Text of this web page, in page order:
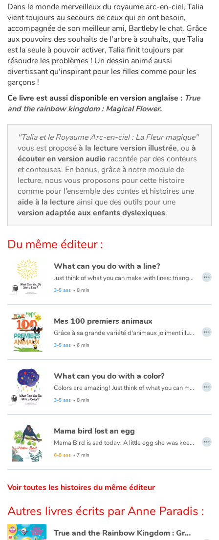
Les animaux
Voyage, épopée, enquête, aventure
Autour du monde
Apprentissage
Art, espace, activité
Documentaires
En famille
Quotidien et loisirs
À l'école
Fêtes et évènements
Amour et amitié
Sujets de société
Émotions et sentiments
Formats et illustrations
Catalogue anglais
Contraste +
Aide
Accueil
Famille
Écoles
Médiathèques
Vidéos & Tutoriaux
Dans le monde merveilleux du royaume arc-en-ciel, Talia
vient toujours au secours de ceux qui en ont besoin,
accompagnée de son meilleur ami, Bartleby le chat. Grâce
aux pouvoirs des souhaits de l'arbre à souhaits, que Talia
est la seule à pouvoir activer, Talia finit toujours par
résoudre les problèmes ! Un dessin animé aussi
divertissant qu'inspirant pour les filles comme pour les
garçons !
Ce livre est aussi disponible en version anglaise : True
and the rainbow kingdom : Magical Flower.
"Talia et le Royaume Arc-en-ciel : La Fleur magique"
vous est proposéà la lecture version illustrée, ou à
écouter en version audio racontée par des conteurs
et conteuses. En bonus, grâce à notre module de
lecture, nous vous proposons pour cette histoire
comme pour l’ensemble des contes et histoires une
aide à la lecture ainsi que des outils pour une
version adaptée aux enfants dyslexiques.
Du même éditeur :
What can you do with a line?
Just think of what you can make with lines: triangles, squares, and circles. Houses, trees, tigers, ice cream cones and even zebras! This book is about lines and drawing them into different shapes to create masterpieces!
Read this book in French here:
3-5 ans - 8 min
…
Mes 100 premiers animaux
Grâce à sa grande variété d'animaux joliment illustrés et mis en scène dans leur environnement, ce livre aide les plus petits à développer leur vocabulaire et les sensibilise à la diversité du monde animal.
3-5 ans - 6 min
…
What can you do with a color?
Colors are amazing! Just think of what you can make with them: Colorful squirrels in their tree houses. Birds soaring amid the clouds. Frogs jumping and bouncing around lakes!
Read this book in French here:
3-5 ans - 8 min
…
Mama bird lost an egg
Mama Bird is sad today. A little egg she was keeping warm has broken. With tenderness and compassion, her son, Gabriel, helps comfort her. A thoughtful picture book that uses a subtle metaphor to explore how a family experiences miscarriage.
Read this book in French here:
6-8 ans - 7 min
…
Voir toutes les histoires du même éditeur
Autres livres écrits par Anne Paradis :
True and the Rainbow Kingdom : Great rainbow race